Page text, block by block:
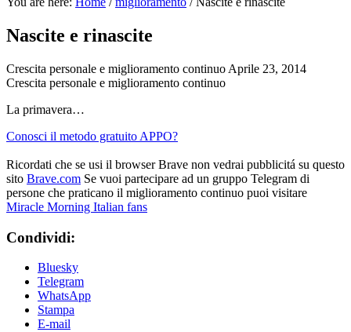
Nascite e rinascite
Crescita personale e miglioramento continuo Aprile 23, 2014
Crescita personale e miglioramento continuo
La primavera…
Conosci il metodo gratuito APPO?
Ricordati che se usi il browser Brave non vedrai pubblicitá su questo
sito Brave.com Se vuoi partecipare ad un gruppo Telegram di
persone che praticano il miglioramento continuo puoi visitare
Miracle Morning Italian fans
Condividi:
Bluesky
Telegram
WhatsApp
Stampa
E-mail